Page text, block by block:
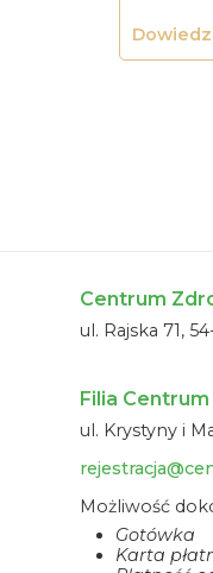
Centrum
ul. Rajska 71,
Filia
ul. Krystyny i
Możliwość
Gotówka
Karta